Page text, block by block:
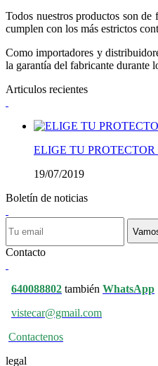
Todos nuestros productos son
cumplen con los más estrictos
Como importadores y
la garantía del fabricante durante
Articulos recientes
ELIGE TU
19/07/2019
Boletín de noticias
Contacto
640088802 también WhatsApp
vistecar@gmail.com
Contactenos
legal